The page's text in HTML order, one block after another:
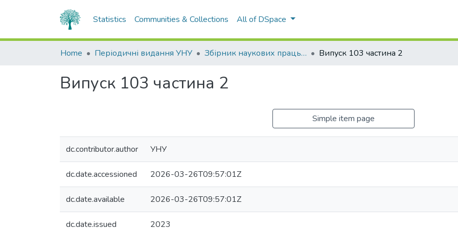
Statistics Communities & Collections All of DSpace
Home Періодичні видання УНУ Збірник наукових праць Уманського національного університету Випуск 103 частина 2
Випуск 103 частина 2
Simple item page
dc.contributor.author УНУ
dc.date.accessioned 2026-03-26T09:57:01Z
dc.date.available 2026-03-26T09:57:01Z
dc.date.issued 2023